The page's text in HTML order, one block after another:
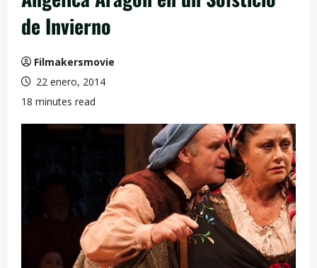
de Invierno
Filmakersmovie
22 enero, 2014
18 minutes read